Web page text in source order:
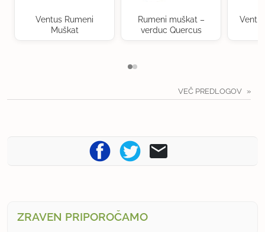
Ventus Rumeni
Muškat
Rumeni muškat –
verduc Quercus
VEČ PREDLOGOV
ZRAVEN PRIPOROČAMO